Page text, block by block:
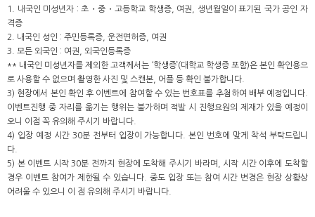
1. 내국인 미성년자 : 초・중・고등학교 학생증, 여권, 생년월일이 표기된 국가 공인 자
격증
2. 내국인 성인 : 주민등록증, 운전면허증, 여권
3. 모든 외국인 : 여권, 외국인등록증
** 내국인 미성년자를 제외한 고객께서는 ‘학생증’(대학교 학생증 포함)은 본인 확인용으
로 사용할 수 없으며 촬영한 사진 및 스캔본, 어플 등 확인 불가합니다.
3) 현장에서 본인 확인 후 이벤트에 참여할 수 있는 번호표를 추첨하여 배부 예정입니다.
이벤트진행 중 자리를 옮기는 행위는 불가하며 적발 시 진행요원의 제재가 있을 예정이
오니 이점 꼭 유의해 주시기 바랍니다.
4) 입장 예정 시간 30분 전부터 입장이 가능합니다. 본인 번호에 맞게 착석 부탁드립니
다.
5) 본 이벤트 시작 30분 전까지 현장에 도착해 주시기 바라며, 시작 시간 이후에 도착할
경우 이벤트 참여가 제한될 수 있습니다. 중도 입장 또는 참여 시간 변경은 현장 상황상
어려울 수 있으니 이 점 유의해 주시기 바랍니다.